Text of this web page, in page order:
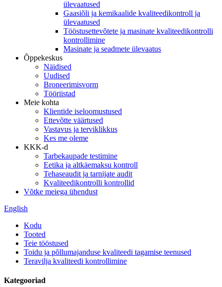
ülevaatused
Gaasiõli ja kemikaalide kvaliteedikontroll ja
ülevaatused
Tööstusettevõtete ja masinate kvaliteedikontrolli
kontrollimine
Masinate ja seadmete ülevaatus
Õppekeskus
Näidised
Uudised
Broneerimisvorm
Tööriistad
Meie kohta
Klientide iseloomustused
Ettevõtte väärtused
Vastavus ja terviklikkus
Kes me oleme
KKK-d
Tarbekaupade testimine
Eetika ja altkäemaksu kontroll
Tehaseaudit ja tarnijate audit
Kvaliteedikontrolli kontrollid
Võtke meiega ühendust
English
Kodu
Tooted
Teie tööstused
Toidu ja põllumajanduse kvaliteedi tagamise teenused
Teravilja kvaliteedi kontrollimine
Kategooriad